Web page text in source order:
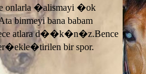
onlarla �alismayi �ok
binmeyi bana babam
atlara d��k�n�z.Bence
bir spor.